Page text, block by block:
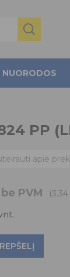
NUORODOS
PP
apie
be PVM (3.34